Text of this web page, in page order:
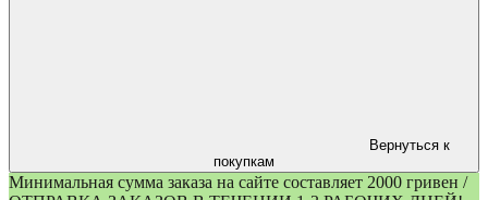
Вернуться к
покупкам
Минимальная сумма заказа на сайте составляет 2000 гривен /